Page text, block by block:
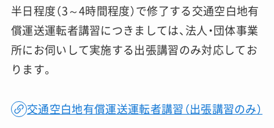
半日程度（3～4時間程度）で修了する交通空白地有
償運送運転者講習につきましては、法人・団体事業
所にお伺いして実施する出張講習のみ対応してお
ります。
交通空白地有償運送運転者講習（出張講習のみ）